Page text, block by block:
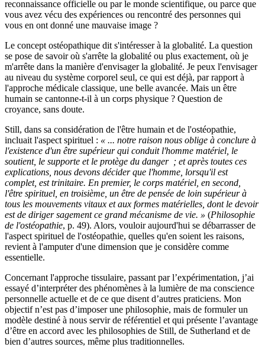
reconnaissance officielle ou par le monde scientifique, ou parce que
vous avez vécu des expériences ou rencontré des personnes qui
vous en ont donné une mauvaise image ?
Le concept ostéopathique dit s'intéresser à la globalité. La question
se pose de savoir où s'arrête la globalité ou plus exactement, où je
m'arrête dans la manière d'envisager la globalité. Je peux l'envisager
au niveau du système corporel seul, ce qui est déjà, par rapport à
l'approche médicale classique, une belle avancée. Mais un être
humain se cantonne-t-il à un corps physique ? Question de
croyance, sans doute.
Still, dans sa considération de l'être humain et de l'ostéopathie,
incluait l'aspect spirituel : « ... notre raison nous oblige à conclure à
l'existence d'un être supérieur qui conduit l'homme matériel, le
soutient, le supporte et le protège du danger ; et après toutes ces
explications, nous devons décider que l'homme, lorsqu'il est
complet, est trinitaire. En premier, le corps matériel, en second,
l'être spirituel, en troisième, un être de pensée de loin supérieur à
tous les mouvements vitaux et aux formes matérielles, dont le devoir
est de diriger sagement ce grand mécanisme de vie. » (Philosophie
de l'ostéopathie, p. 49). Alors, vouloir aujourd'hui se débarrasser de
l'aspect spirituel de l'ostéopathie, quelles qu'en soient les raisons,
revient à l'amputer d'une dimension que je considère comme
essentielle.
Concernant l'approche tissulaire, passant par l’expérimentation, j’ai
essayé d’interpréter des phénomènes à la lumière de ma conscience
personnelle actuelle et de ce que disent d’autres praticiens. Mon
objectif n’est pas d’imposer une philosophie, mais de formuler un
modèle destiné à nous servir de référentiel et qui présente l’avantage
d’être en accord avec les philosophies de Still, de Sutherland et de
bien d’autres sources, même plus traditionnelles.